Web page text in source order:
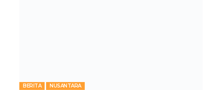
BERITA NUSANTARA